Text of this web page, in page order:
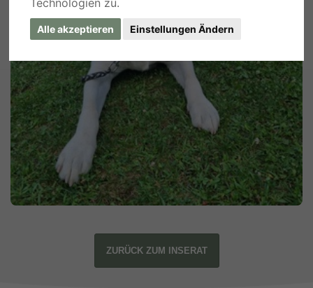
Technologien zu.
Alle akzeptieren Einstellungen Ändern
ZURÜCK ZUM INSERAT